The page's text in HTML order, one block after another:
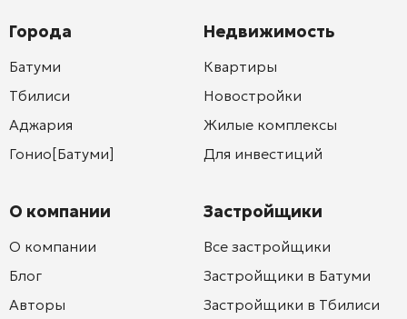
Города
Батуми
Тбилиси
Аджария
Гонио[Батуми]
О компании
О компании
Блог
Авторы
Недвижимость
Квартиры
Новостройки
Жилые комплексы
Для инвестиций
Застройщики
Все застройщики
Застройщики в Батуми
Застройщики в Тбилиси